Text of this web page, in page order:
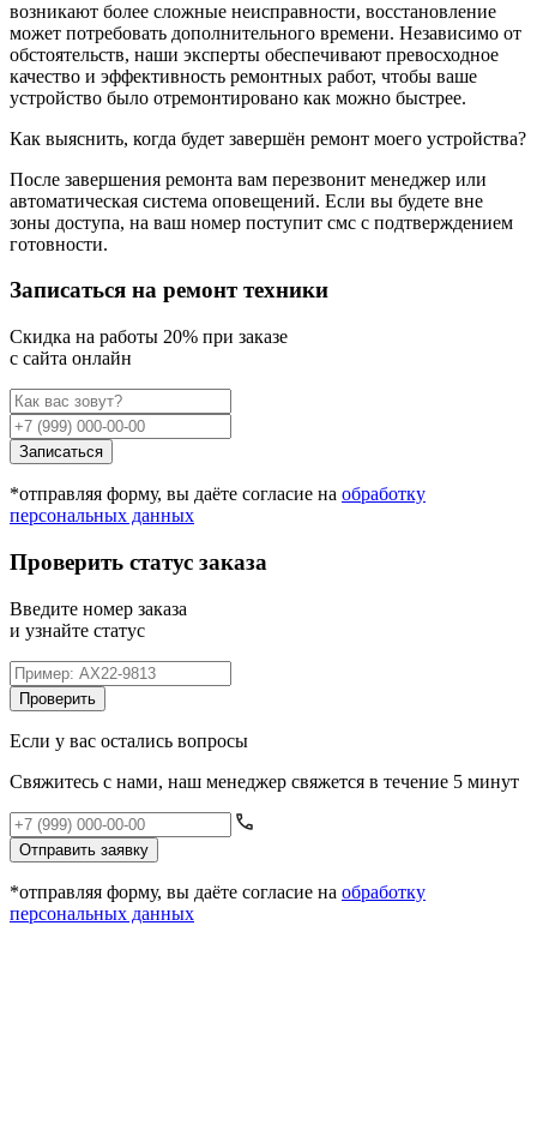
возникают более сложные неисправности, восстановление
может потребовать дополнительного времени. Независимо от
обстоятельств, наши эксперты обеспечивают превосходное
качество и эффективность ремонтных работ, чтобы ваше
устройство было отремонтировано как можно быстрее.
Как выяснить, когда будет завершён ремонт моего устройства?
После завершения ремонта вам перезвонит менеджер или
автоматическая система оповещений. Если вы будете вне
зоны доступа, на ваш номер поступит смс с подтверждением
готовности.
Записаться на ремонт техники
Cкидка на работы 20% при заказе
с сайта онлайн
Записаться
*отправляя форму, вы даёте согласие на обработку
персональных данных
Проверить статус заказа
Введите номер заказа
и узнайте статус
Проверить
Если у вас остались вопросы
Свяжитесь с нами, наш менеджер свяжется в течение 5 минут
Отправить заявку
*отправляя форму, вы даёте согласие на обработку
персональных данных